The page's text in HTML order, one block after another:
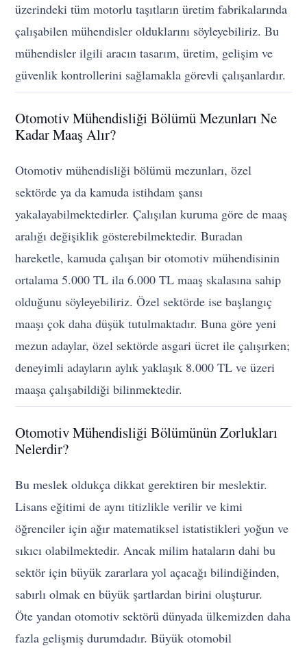
üzerindeki tüm motorlu taşıtların üretim fabrikalarında
çalışabilen mühendisler olduklarını söyleyebiliriz. Bu
mühendisler ilgili aracın tasarım, üretim, gelişim ve
güvenlik kontrollerini sağlamakla görevli çalışanlardır.
Otomotiv Mühendisliği Bölümü Mezunları Ne
Kadar Maaş Alır?
Otomotiv mühendisliği bölümü mezunları, özel
sektörde ya da kamuda istihdam şansı
yakalayabilmektedirler. Çalışılan kuruma göre de maaş
aralığı değişiklik gösterebilmektedir. Buradan
hareketle, kamuda çalışan bir otomotiv mühendisinin
ortalama 5.000 TL ila 6.000 TL maaş skalasına sahip
olduğunu söyleyebiliriz. Özel sektörde ise başlangıç
maaşı çok daha düşük tutulmaktadır. Buna göre yeni
mezun adaylar, özel sektörde asgari ücret ile çalışırken;
deneyimli adayların aylık yaklaşık 8.000 TL ve üzeri
maaşa çalışabildiği bilinmektedir.
Otomotiv Mühendisliği Bölümünün Zorlukları
Nelerdir?
Bu meslek oldukça dikkat gerektiren bir meslektir.
Lisans eğitimi de aynı titizlikle verilir ve kimi
öğrenciler için ağır matematiksel istatistikleri yoğun ve
sıkıcı olabilmektedir. Ancak milim hataların dahi bu
sektör için büyük zararlara yol açacağı bilindiğinden,
sabırlı olmak en büyük şartlardan birini oluşturur.
Öte yandan otomotiv sektörü dünyada ülkemizden daha
fazla gelişmiş durumdadır. Büyük otomobil